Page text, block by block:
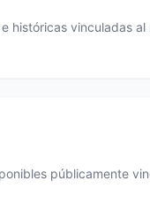
históricas vinculadas
públicamente